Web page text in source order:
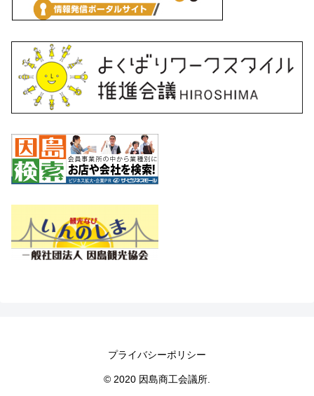
プライバシーポリシー
© 2020 因島商工会議所.